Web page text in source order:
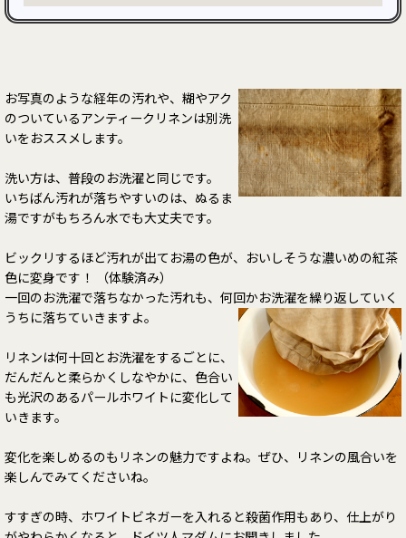
お写真のような経年の汚れや、糊やアク
のついているアンティークリネンは別洗
いをおススメします。
洗い方は、普段のお洗濯と同じです。
いちばん汚れが落ちやすいのは、ぬるま
湯ですがもちろん水でも大丈夫です。
ビックリするほど汚れが出てお湯の色が、おいしそうな濃いめの紅茶
色に変身です！ （体験済み）
一回のお洗濯で落ちなかった汚れも、何回かお洗濯を繰り返していく
うちに落ちていきますよ。
リネンは何十回とお洗濯をするごとに、
だんだんと柔らかくしなやかに、色合い
も光沢のあるパールホワイトに変化して
いきます。
変化を楽しめるのもリネンの魅力ですよね。ぜひ、リネンの風合いを
楽しんでみてくださいね。
すすぎの時、ホワイトビネガーを入れると殺菌作用もあり、仕上がり